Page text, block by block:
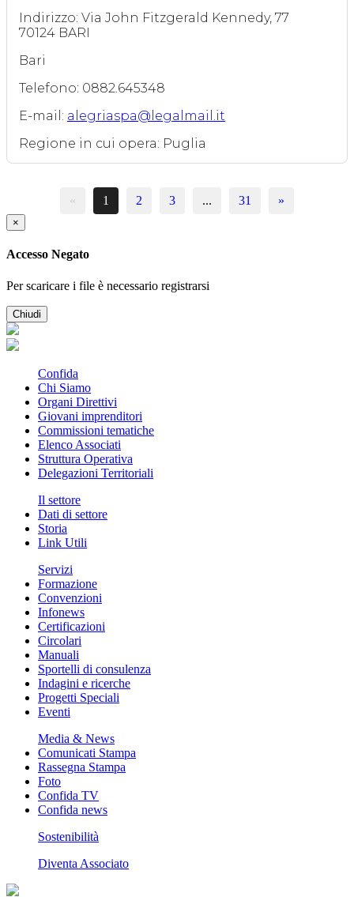
Indirizzo: Via John Fitzgerald Kennedy, 77
70124 BARI
Bari
Telefono: 0882.645348
E-mail: alegriaspa@legalmail.it
Regione in cui opera: Puglia
« 1 2 3 ... 31 »
×
Accesso Negato
Per scaricare i file è necessario registrarsi
Chiudi
Confida
Chi Siamo
Organi Direttivi
Giovani imprenditori
Commissioni tematiche
Elenco Associati
Struttura Operativa
Delegazioni Territoriali
Il settore
Dati di settore
Storia
Link Utili
Servizi
Formazione
Convenzioni
Infonews
Certificazioni
Circolari
Manuali
Sportelli di consulenza
Indagini e ricerche
Progetti Speciali
Eventi
Media & News
Comunicati Stampa
Rassegna Stampa
Foto
Confida TV
Confida news
Sostenibilità
Diventa Associato